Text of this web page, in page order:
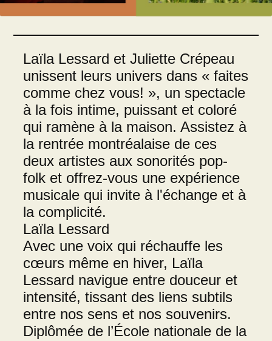
Laïla Lessard et Juliette Crépeau
unissent leurs univers dans « faites
comme chez vous! », un spectacle
à la fois intime, puissant et coloré
qui ramène à la maison. Assistez à
la rentrée montréalaise de ces
deux artistes aux sonorités pop-
folk et offrez-vous une expérience
musicale qui invite à l'échange et à
la complicité.
Laïla Lessard
Avec une voix qui réchauffe les
cœurs même en hiver, Laïla
Lessard navigue entre douceur et
intensité, tissant des liens subtils
entre nos sens et nos souvenirs.
Diplômée de l’École nationale de la